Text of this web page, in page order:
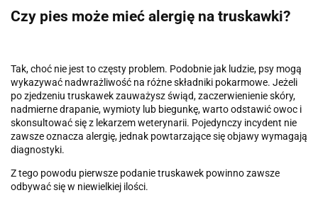
Czy pies może mieć alergię na truskawki?
Tak, choć nie jest to częsty problem. Podobnie jak ludzie, psy mogą
wykazywać nadwrażliwość na różne składniki pokarmowe. Jeżeli
po zjedzeniu truskawek zauważysz świąd, zaczerwienienie skóry,
nadmierne drapanie, wymioty lub biegunkę, warto odstawić owoc i
skonsultować się z lekarzem weterynarii. Pojedynczy incydent nie
zawsze oznacza alergię, jednak powtarzające się objawy wymagają
diagnostyki.
Z tego powodu pierwsze podanie truskawek powinno zawsze
odbywać się w niewielkiej ilości.